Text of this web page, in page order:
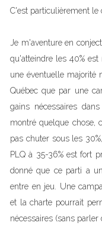
C'est particulièrement le
Je m'aventure en
qu'atteindre les 40%
une éventuelle majorité
Québec que par une
gains nécessaires
montré quelque chose,
pas chuter sous les
PLQ à 35-36% est fort
donné que ce parti a
entre en jeu. Une
et la charte pourrait
nécessaires (sans